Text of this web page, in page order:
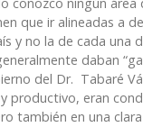
que ir alineadas a
y no la de cada una
daban
del Dr. Tabaré
productivo, eran
también en una